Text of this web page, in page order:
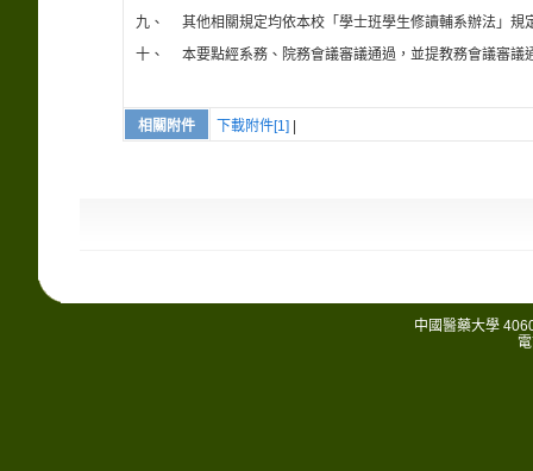
九、
其他相關規定均依本校「學士班學生修讀輔系辦法」規
十、
本要點經系務、院務會議審議通過，並提教務會議審
相關附件 下載附件[1]
中國醫藥大學